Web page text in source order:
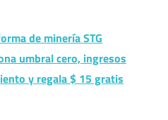
de minería STG
umbral cero, ingresos
y regala $ 15 gratis